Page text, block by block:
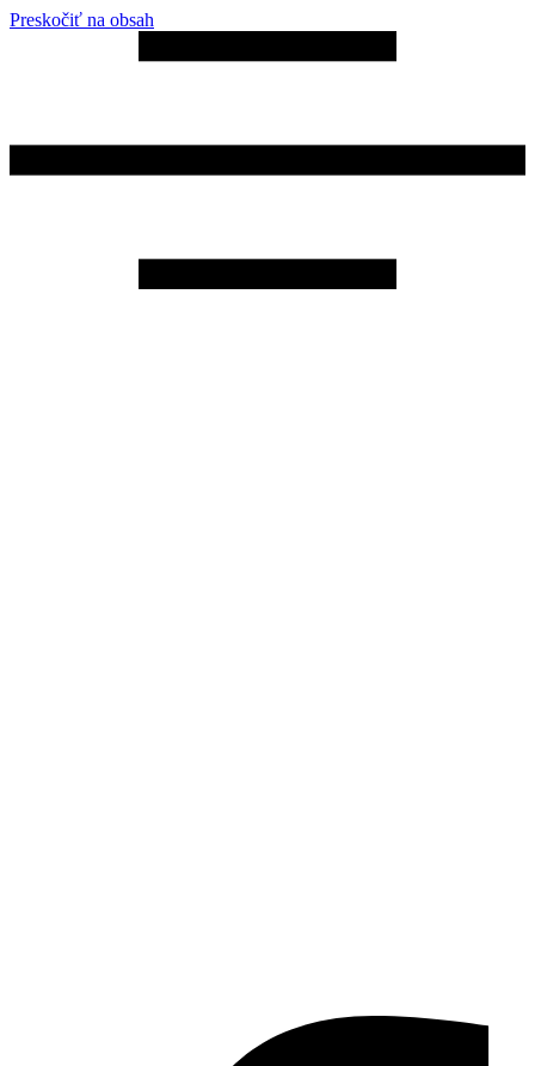
Preskočiť na obsah